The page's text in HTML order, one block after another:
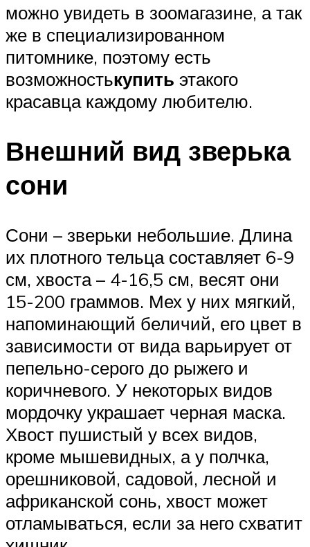
можно увидеть в зоомагазине, а так
же в специализированном
питомнике, поэтому есть
возможностькупить этакого
красавца каждому любителю.
Внешний вид зверька
сони
Сони – зверьки небольшие. Длина
их плотного тельца составляет 6-9
см, хвоста – 4-16,5 см, весят они
15-200 граммов. Мех у них мягкий,
напоминающий беличий, его цвет в
зависимости от вида варьирует от
пепельно-серого до рыжего и
коричневого. У некоторых видов
мордочку украшает черная маска.
Хвост пушистый у всех видов,
кроме мышевидных, а у полчка,
орешниковой, садовой, лесной и
африканской сонь, хвост может
отламываться, если за него схватит